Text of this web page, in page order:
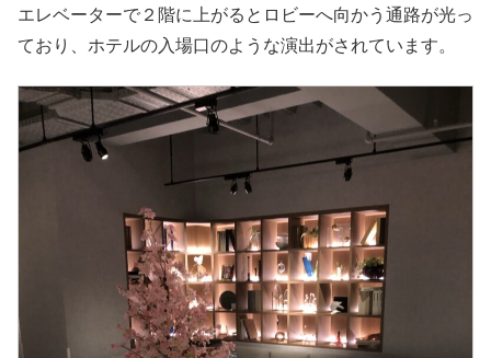
エレベーターで２階に上がるとロビーへ向かう通路が光っ
ており、ホテルの入場口のような演出がされています。